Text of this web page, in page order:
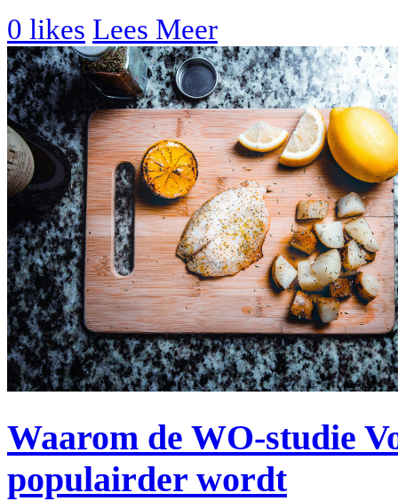
0 likes Lees Meer
Waarom de WO-studie
populairder wordt